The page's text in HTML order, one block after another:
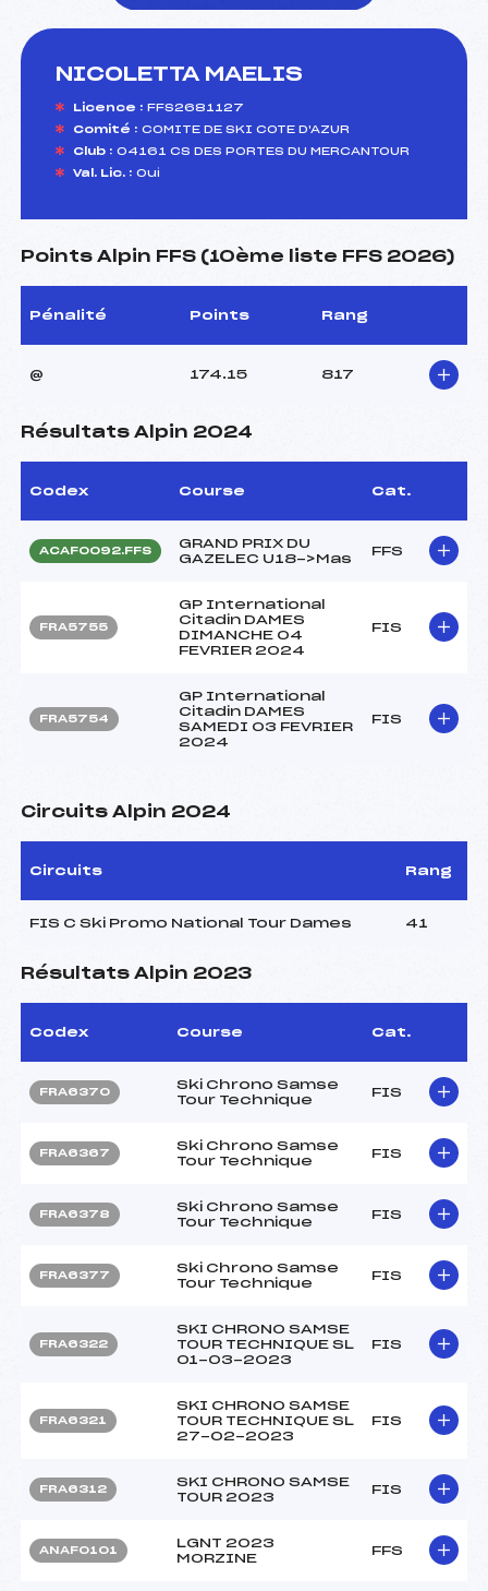
NICOLETTA MAELIS
Licence : FFS2681127
Comité : COMITE DE SKI COTE D'AZUR
Club : 04161 CS DES PORTES DU MERCANTOUR
Val. Lic. : Oui
Points Alpin FFS (10ème liste FFS 2026)
Pénalité Points Rang
@ 174.15 817
Résultats Alpin 2024
Codex Course Cat.
ACAF0092.FFS
GRAND PRIX DU
GAZELEC U18->Mas
FFS
FRA5755
GP International
Citadin DAMES
DIMANCHE 04
FEVRIER 2024
FIS
FRA5754
GP International
Citadin DAMES
SAMEDI 03 FEVRIER
2024
FIS
Circuits Alpin 2024
Circuits Rang
FIS C Ski Promo National Tour Dames 41
Résultats Alpin 2023
Codex Course Cat.
FRA6370
Ski Chrono Samse
Tour Technique
FIS
FRA6367
Ski Chrono Samse
Tour Technique
FIS
FRA6378
Ski Chrono Samse
Tour Technique
FIS
FRA6377
Ski Chrono Samse
Tour Technique
FIS
FRA6322
SKI CHRONO SAMSE
TOUR TECHNIQUE SL
01-03-2023
FIS
FRA6321
SKI CHRONO SAMSE
TOUR TECHNIQUE SL
27-02-2023
FIS
FRA6312
SKI CHRONO SAMSE
TOUR 2023
FIS
ANAF0101
LGNT 2023
MORZINE
FFS